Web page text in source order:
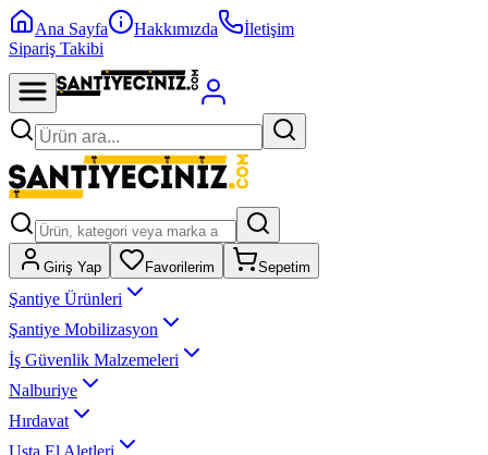
Ana Sayfa Hakkımızda
İletişim
Sipariş Takibi
Giriş Yap Favorilerim Sepetim
Şantiye Ürünleri
Şantiye Mobilizasyon
İş Güvenlik Malzemeleri
Nalburiye
Hırdavat
Usta El Aletleri